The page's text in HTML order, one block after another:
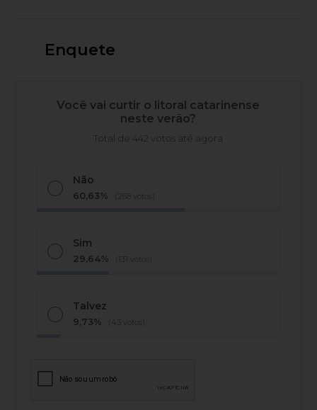
Enquete
Você vai curtir o litoral catarinense
neste verão?
Total de 442 votos até agora
Não
60,63% (268 votos)
Sim
29,64% (131 votos)
Talvez
9,73% (43 votos)